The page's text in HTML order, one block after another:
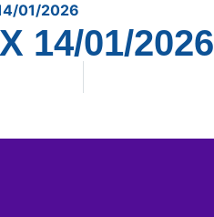
01/2026
14/01/2026